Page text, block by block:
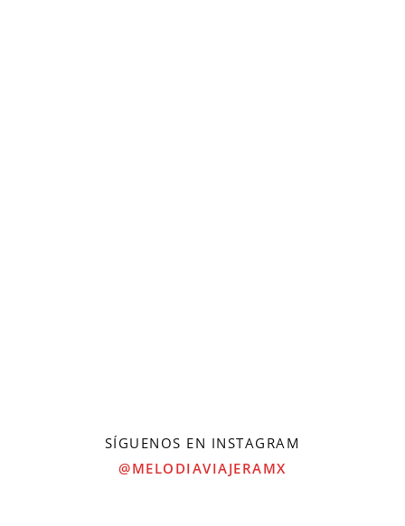
SÍGUENOS EN INSTAGRAM
@MELODIAVIAJERAMX